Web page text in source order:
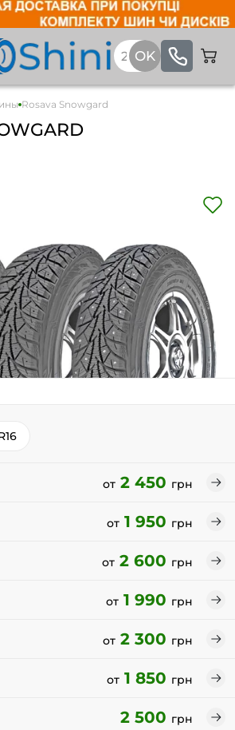
Rosava Snowgard
от 2 450 грн
от 1 950 грн
от 2 600 грн
от 1 990 грн
от 2 300 грн
от 1 850 грн
2 500 грн